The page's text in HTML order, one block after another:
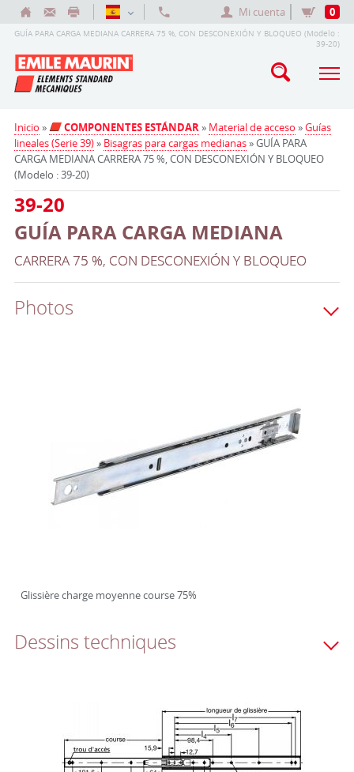
Mi cuenta 0
GUÍA PARA CARGA MEDIANA CARRERA 75 %, CON DESCONEXIÓN Y BLOQUEO (Modelo :
39-20)
Inicio » COMPONENTES ESTÁNDAR» Material de acceso »Guías
lineales (Serie 39)» Bisagras para cargas medianas» GUÍA PARA
CARGA MEDIANA CARRERA 75 %, CON DESCONEXIÓN Y BLOQUEO
(Modelo : 39-20)
39-20
GUÍA PARA CARGA MEDIANA
CARRERA 75 %, CON DESCONEXIÓN Y BLOQUEO
Photos
Glissière charge moyenne course 75%
Dessins techniques